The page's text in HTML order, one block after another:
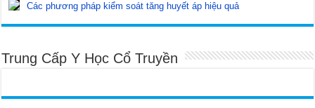
Các phương pháp kiểm soát tăng huyết áp hiệu quả
Trung Cấp Y Học Cổ Truyền